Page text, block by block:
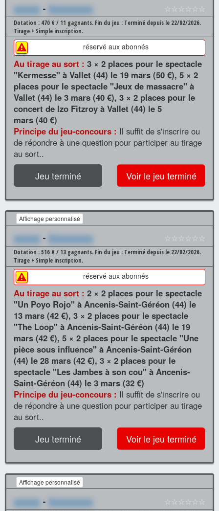
xxxxxx - Xxxxxxxxxx ☆☆☆☆☆☆
Dotation : 470 € / 11 gagnants. Fin du jeu : Terminé depuis le 22/02/2026.
Tirage + Simple inscription.
réservé aux abonnés
Au tirage au sort : 3 × 2 places pour le spectacle
"Kermesse" à Vallet (44) le 19 mars (50 €), 5 × 2
places pour le spectacle "Jeux de massacre" à
Vallet (44) le 3 mars (40 €), 3 × 2 places pour le
concert de Izo Fitzroy à Vallet (44) le 5
mars (40 €)
Principe du jeu-concours : Il suffit de s'inscrire ou
de répondre à une question pour participer au tirage
au sort..
Jeu terminé Voir le jeu terminé
Affichage personnalisé
xxxxxx - Xxxxxxxxxx ☆☆☆☆☆☆
Dotation : 516 € / 13 gagnants. Fin du jeu : Terminé depuis le 22/02/2026.
Tirage + Simple inscription.
réservé aux abonnés
Au tirage au sort : 2 × 2 places pour le spectacle
"Un Poyo Rojo" à Ancenis-Saint-Géréon (44) le
13 mars (42 €), 3 × 2 places pour le spectacle
"The Loop" à Ancenis-Saint-Géréon (44) le 19
mars (42 €), 5 × 2 places pour le spectacle "Une
pièce sous influence" à Ancenis-Saint-Géréon
(44) le 28 mars (42 €), 3 × 2 places pour le
spectacle "Les Jambes à son cou" à Ancenis-
Saint-Géréon (44) le 3 mars (32 €)
Principe du jeu-concours : Il suffit de s'inscrire ou
de répondre à une question pour participer au tirage
au sort..
Jeu terminé Voir le jeu terminé
Affichage personnalisé
xxxxxx - Xxxxxxxxxx ☆☆☆☆☆☆